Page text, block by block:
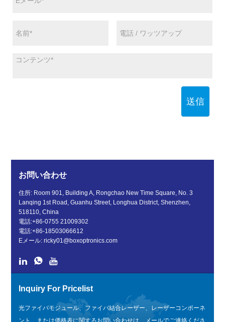
送信
お問い合わせ
住所: Room 901, Building A, Rongchao New Time Square, No. 3
Lanqing 1st Road, Guanhu Street, Longhua District, Shenzhen,
518110, China
電話:+86-0755 21009302
電話:+86-18503066612
Eメール:ricky01@boxoptronics.com
Inquiry For Pricelist
光ファイバモジュール、ファイバ結合レーザー、レーザーコンポーネ
ント、または価格表に関するお問い合わせは、メールでご連絡くださ